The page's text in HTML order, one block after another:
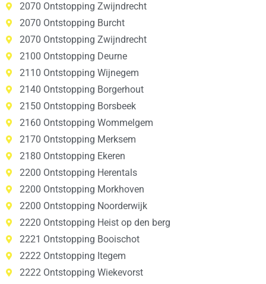
2070 Ontstopping Zwijndrecht
2070 Ontstopping Burcht
2070 Ontstopping Zwijndrecht
2100 Ontstopping Deurne
2110 Ontstopping Wijnegem
2140 Ontstopping Borgerhout
2150 Ontstopping Borsbeek
2160 Ontstopping Wommelgem
2170 Ontstopping Merksem
2180 Ontstopping Ekeren
2200 Ontstopping Herentals
2200 Ontstopping Morkhoven
2200 Ontstopping Noorderwijk
2220 Ontstopping Heist op den berg
2221 Ontstopping Booischot
2222 Ontstopping Itegem
2222 Ontstopping Wiekevorst